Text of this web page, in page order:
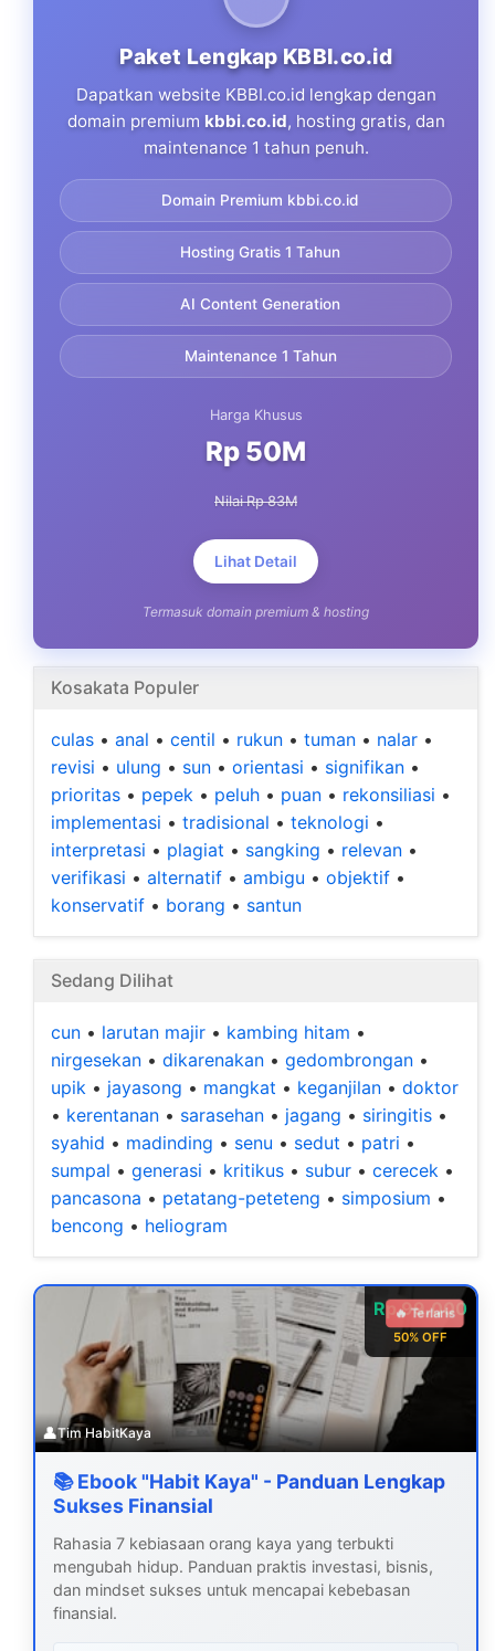
Paket Lengkap KBBI.co.id
Dapatkan website KBBI.co.id lengkap dengan
domain premium kbbi.co.id, hosting gratis, dan
maintenance 1 tahun penuh.
Domain Premium kbbi.co.id
Hosting Gratis 1 Tahun
AI Content Generation
Maintenance 1 Tahun
Harga Khusus
Rp 50M
Nilai Rp 83M
Lihat Detail
Termasuk domain premium & hosting
Kosakata Populer
culas • anal • centil • rukun • tuman • nalar •
revisi • ulung • sun • orientasi • signifikan •
prioritas • pepek • peluh • puan • rekonsiliasi •
implementasi • tradisional • teknologi •
interpretasi • plagiat • sangking • relevan •
verifikasi • alternatif • ambigu • objektif •
konservatif • borang • santun
Sedang Dilihat
cun • larutan majir • kambing hitam •
nirgesekan • dikarenakan • gedombrongan •
upik • jayasong • mangkat • keganjilan • doktor
• kerentanan • sarasehan • jagang • siringitis •
syahid • madinding • senu • sedut • patri •
sumpal • generasi • kritikus • subur • cerecek •
pancasona • petatang-peteteng • simposium •
bencong • heliogram
Rp 99.000
50% OFF
🔥 Terlaris
👤Tim HabitKaya
📚 Ebook "Habit Kaya" - Panduan Lengkap
Sukses Finansial
Rahasia 7 kebiasaan orang kaya yang terbukti
mengubah hidup. Panduan praktis investasi, bisnis,
dan mindset sukses untuk mencapai kebebasan
finansial.